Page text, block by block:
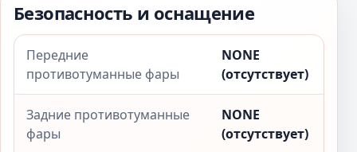
Безопасность и оснащение
Передние
противотуманные фары
NONE
(отсутствует)
Задние противотуманные
фары
NONE
(отсутствует)